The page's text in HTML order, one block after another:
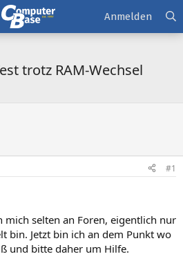
Anmelden
trotz RAM-Wechsel
#1
mich selten an Foren, eigentlich nur
bin. Jetzt bin ich an dem Punkt wo
und bitte daher um Hilfe.